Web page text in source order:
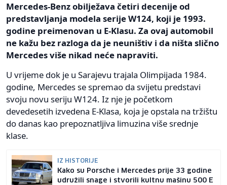
Mercedes-Benz obilježava četiri decenije od
predstavljanja modela serije W124, koji je 1993.
godine preimenovan u E-Klasu. Za ovaj automobil
ne kažu bez razloga da je neuništiv i da ništa slično
Mercedes više nikad neće napraviti.
U vrijeme dok je u Sarajevu trajala Olimpijada 1984.
godine, Mercedes se spremao da svijetu predstavi
svoju novu seriju W124. Iz nje je početkom
devedesetih izvedena E-Klasa, koja je opstala na tržištu
do danas kao prepoznatljiva limuzina više srednje
klase.
IZ HISTORIJE
Kako su Porsche i Mercedes prije 33 godine
udružili snage i stvorili kultnu mašinu 500 E